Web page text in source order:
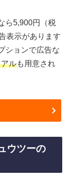
ら5,900円（税
表示があります
ションで広告な
ルも用意され
ウツーの